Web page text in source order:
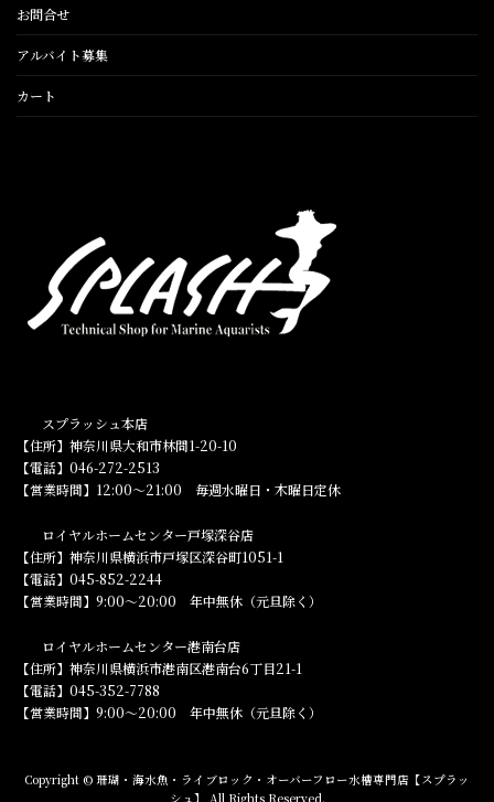
お問合せ
アルバイト募集
カート
スプラッシュ本店
【住所】神奈川県大和市林間1-20-10
【電話】046-272-2513
【営業時間】12:00～21:00 毎週水曜日・木曜日定休
ロイヤルホームセンター戸塚深谷店
【住所】神奈川県横浜市戸塚区深谷町1051-1
【電話】045-852-2244
【営業時間】9:00～20:00 年中無休（元旦除く）
ロイヤルホームセンター港南台店
【住所】神奈川県横浜市港南区港南台6丁目21-1
【電話】045-352-7788
【営業時間】9:00～20:00 年中無休（元旦除く）
Copyright © 珊瑚・海水魚・ライブロック・オーバーフロー水槽専門店【スプラッ
シュ】 All Rights Reserved.